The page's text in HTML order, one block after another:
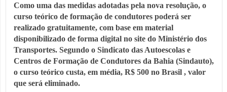
Como uma das medidas adotadas pela nova resolução, o
curso teórico de formação de condutores poderá ser
realizado gratuitamente, com base em material
disponibilizado de forma digital no site do Ministério dos
Transportes. Segundo o Sindicato das Autoescolas e
Centros de Formação de Condutores da Bahia (Sindauto),
o curso teórico custa, em média, R$ 500 no Brasil , valor
que será eliminado.